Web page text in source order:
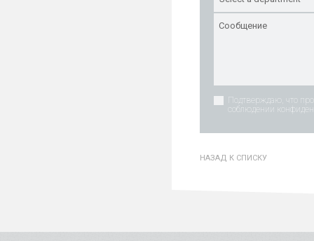
Подтверждаю, что
соблюдении
НАЗАД К СПИСКУ